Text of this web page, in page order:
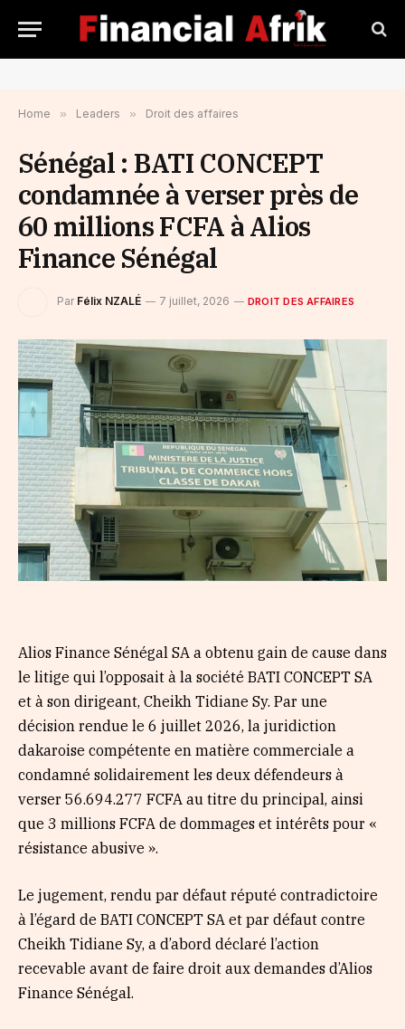
Home » Leaders » Droit des affaires
Sénégal : BATI CONCEPT
condamnée à verser près de
60 millions FCFA à Alios
Finance Sénégal
Par Félix NZALÉ 7 juillet, 2026 DROIT DES AFFAIRES
Alios Finance Sénégal SA a obtenu gain de cause dans
le litige qui l’opposait à la société BATI CONCEPT SA
et à son dirigeant, Cheikh Tidiane Sy. Par une
décision rendue le 6 juillet 2026, la juridiction
dakaroise compétente en matière commerciale a
condamné solidairement les deux défendeurs à
verser 56.694.277 FCFA au titre du principal, ainsi
que 3 millions FCFA de dommages et intérêts pour «
résistance abusive ».
Le jugement, rendu par défaut réputé contradictoire
à l’égard de BATI CONCEPT SA et par défaut contre
Cheikh Tidiane Sy, a d’abord déclaré l’action
recevable avant de faire droit aux demandes d’Alios
Finance Sénégal.